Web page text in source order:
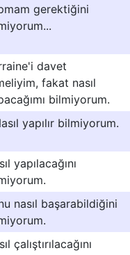
gerektiğini
davet
fakat nasıl
bilmiyorum.
yapılır bilmiyorum.
yapılacağını
nasıl başarabildiğini
çalıştırılacağını